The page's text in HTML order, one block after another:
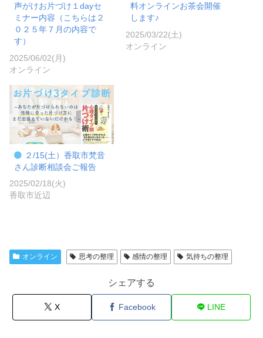
声がけお片づけ１dayセ
ミナー内容（こちらは２
０２５年７月の内容で
す）
2025/06/02(月)
オンライン
料オンラインお茶会開催
します♪
2025/03/22(土)
オンライン
２/15(土）香取市梵音
さん診断相談会ご報告
2025/02/18(火)
香取市近辺
オンライン 思考の整理 感情の整理 気持ちの整理
シェアする
X Facebook LINE